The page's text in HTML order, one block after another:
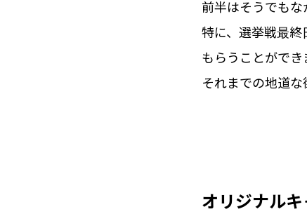
前半はそうでもな
特に、選挙戦最
もらうことができ
それまでの地道な
オリジナル